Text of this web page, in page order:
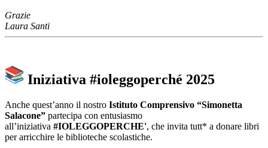
Grazie
Laura Santi
Iniziativa #ioleggoperché 2025
Anche quest’anno il nostro Istituto Comprensivo “Simonetta
Salacone” partecipa con entusiasmo
all’iniziativa #IOLEGGOPERCHE', che invita tutt* a donare libri
per arricchire le biblioteche scolastiche.